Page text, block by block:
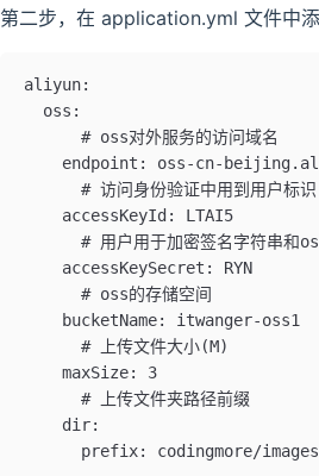
第二步，在 application.yml 文件中添
aliyun:
  oss:
      # oss对外服务的访问域名
endpoint: oss-cn-
      # 访问身份验证中用到用户标识
    accessKeyId: LTAI5
# 用户用于加密签名字符串和
    accessKeySecret: RYN
      # oss的存储空间
    bucketName: itwanger-oss1
      # 上传文件大小(M)
    maxSize: 3
      # 上传文件夹路径前缀
    dir:
prefix: codingmore/